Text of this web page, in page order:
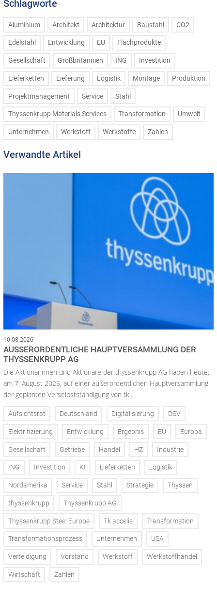
Schlagworte
Aluminium Architekt Architektur Baustahl CO2
Edelstahl Entwicklung EU Flachprodukte
Gesellschaft Großbritannien ING Investition
Lieferketten Lieferung Logistik Montage Produktion
Projektmanagement Service Stahl
Thyssenkrupp Materials Services Transformation Umwelt
Unternehmen Werkstoff Werkstoffe Zahlen
Verwandte Artikel
10.08.2026
AUSSERORDENTLICHE HAUPTVERSAMMLUNG DER T
HYSSENKRUPP AG
Die Aktionärinnen und Aktionäre der thyssenkrupp AG haben heute,
am 7. August 2026, auf einer außerordentlichen Hauptversammlung
der geplanten Verselbstständigung von tk...
Aufsichtsrat Deutschland Digitalisierung DSV
Elektrifizierung Entwicklung Ergebnis EU Europa
Gesellschaft Getriebe Handel HZ Industrie
ING Investition KI Lieferketten Logistik
Nordamerika Service Stahl Strategie Thyssen
thyssenkrupp Thyssenkrupp AG
Thyssenkrupp Steel Europe Tk accelis Transformation
Transformationsprozess Unternehmen USA
Verteidigung Vorstand Werkstoff Werkstoffhandel
Wirtschaft Zahlen